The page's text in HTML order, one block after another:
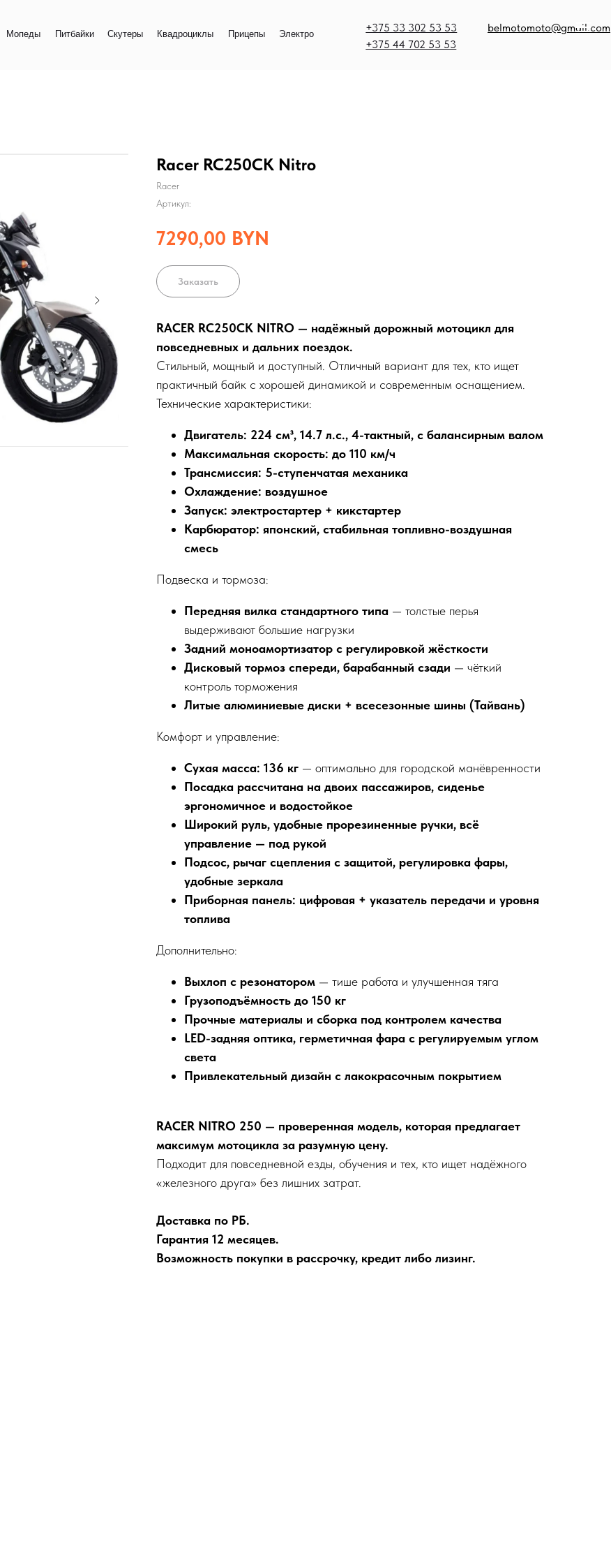
belmotomoto@gmail.com
+375 33 302 53 53
+375 44 702 53 53
Электро
Прицепы
Квадроциклы
Скутеры
Питбайки
Racer RC250CK Nitro
Racer
Артикул:
7290,00 BYN
Заказать
RACER RC250CK NITRO — надёжный дорожный мотоцикл для
повседневных и дальних поездок.
Стильный, мощный и доступный. Отличный вариант для тех, кто ищет
практичный байк с хорошей динамикой и современным оснащением.
Технические характеристики:
Двигатель: 224 см³, 14.7 л.с., 4-тактный, с балансирным валом
Максимальная скорость: до 110 км/ч
Трансмиссия: 5-ступенчатая механика
Охлаждение: воздушное
Запуск: электростартер + кикстартер
Карбюратор: японский, стабильная топливно-воздушная
смесь
Подвеска и тормоза:
Передняя вилка стандартного типа — толстые перья
выдерживают большие нагрузки
Задний моноамортизатор с регулировкой жёсткости
Дисковый тормоз спереди, барабанный сзади — чёткий
контроль торможения
Литые алюминиевые диски + всесезонные шины (Тайвань)
Комфорт и управление:
Сухая масса: 136 кг — оптимально для городской манёвренности
Посадка рассчитана на двоих пассажиров, сиденье
эргономичное и водостойкое
Широкий руль, удобные прорезиненные ручки, всё
управление — под рукой
Подсос, рычаг сцепления с защитой, регулировка фары,
удобные зеркала
Приборная панель: цифровая + указатель передачи и уровня
топлива
Дополнительно:
Выхлоп с резонатором — тише работа и улучшенная тяга
Грузоподъёмность до 150 кг
Прочные материалы и сборка под контролем качества
LED-задняя оптика, герметичная фара с регулируемым углом
света
Привлекательный дизайн с лакокрасочным покрытием
RACER NITRO 250 — проверенная модель, которая предлагает
максимум мотоцикла за разумную цену.
Подходит для повседневной езды, обучения и тех, кто ищет надёжного
«железного друга» без лишних затрат.
Доставка по РБ.
Гарантия 12 месяцев.
Возможность покупки в рассрочку, кредит либо лизинг.